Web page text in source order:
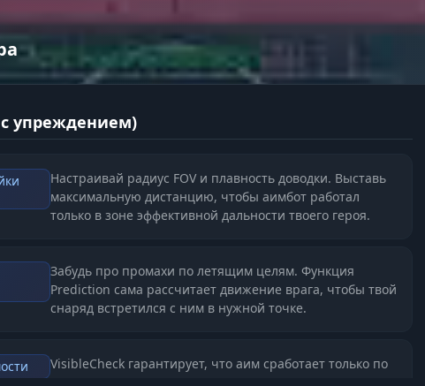
с упреждением)
Настраивай радиус FOV и плавность доводки. Выставь
максимальную дистанцию, чтобы аимбот работал
только в зоне эффективной дальности твоего героя.
Забудь про промахи по летящим целям. Функция
Prediction сама рассчитает движение врага, чтобы твой
снаряд встретился с ним в нужной точке.
VisibleCheck гарантирует, что аим сработает только по